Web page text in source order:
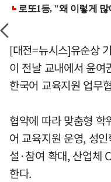
[대전=뉴시스]유순상
이 전날 교내에서 윤여
한국어 교육지원 업무
협약에 따라 맞춤형
어 교육지원 운영, 성
설·참여 확대, 산업체
한다.